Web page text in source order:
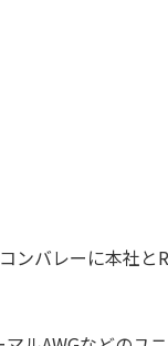
ンバレーに本社とR